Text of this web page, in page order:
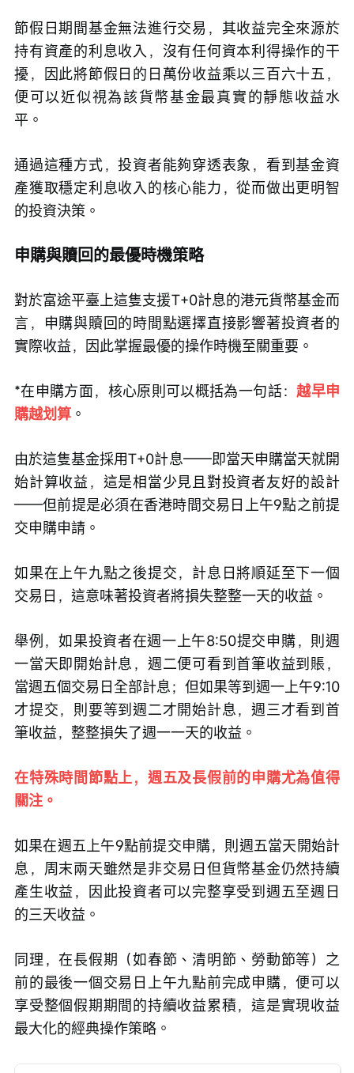
節假日期間基金無法進行交易，其收益完全來源於
持有資產的利息收入，沒有任何資本利得操作的干
擾，因此將節假日的日萬份收益乘以三百六十五，
便可以近似視為該貨幣基金最真實的靜態收益水
平。
通過這種方式，投資者能夠穿透表象，看到基金資
產獲取穩定利息收入的核心能力，從而做出更明智
的投資決策。
申購與贖回的最優時機策略
對於富途平臺上這隻支援T+0計息的港元貨幣基金而
言，申購與贖回的時間點選擇直接影響著投資者的
實際收益，因此掌握最優的操作時機至關重要。
*在申購方面，核心原則可以概括為一句話：越早申
購越划算 。
由於這隻基金採用T+0計息——即當天申購當天就開
始計算收益，這是相當少見且對投資者友好的設計
——但前提是必須在香港時間交易日上午9點之前提
交申購申請。
如果在上午九點之後提交，計息日將順延至下一個
交易日，這意味著投資者將損失整整一天的收益。
舉例，如果投資者在週一上午8:50提交申購，則週
一當天即開始計息，週二便可看到首筆收益到賬，
當週五個交易日全部計息；但如果等到週一上午9:10
才提交，則要等到週二才開始計息，週三才看到首
筆收益，整整損失了週一一天的收益。
在特殊時間節點上，週五及長假前的申購尤為值得
關注。
如果在週五上午9點前提交申購，則週五當天開始計
息，周末兩天雖然是非交易日但貨幣基金仍然持續
產生收益，因此投資者可以完整享受到週五至週日
的三天收益。
同理，在長假期（如春節、清明節、勞動節等）之
前的最後一個交易日上午九點前完成申購，便可以
享受整個假期期間的持續收益累積，這是實現收益
最大化的經典操作策略。